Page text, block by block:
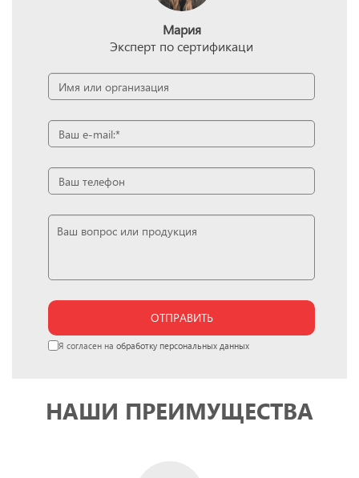
Мария
Эксперт по сертификаци
ОТПРАВИТЬ
Я согласен на обработку персональных данных
НАШИ ПРЕИМУЩЕСТВА